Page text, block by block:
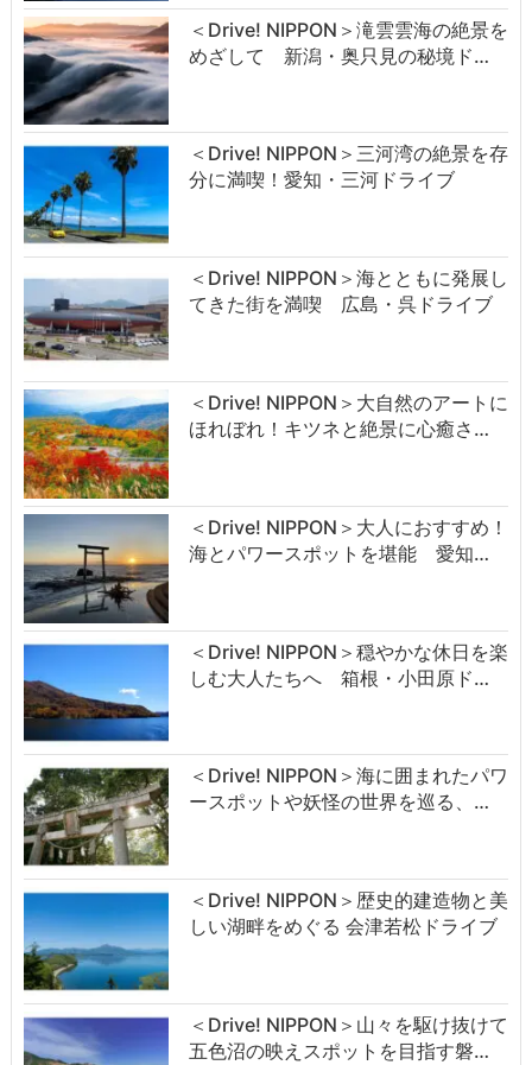
＜Drive! NIPPON＞滝雲雲海の絶景を
めざして 新潟・奥只見の秘境ド…
＜Drive! NIPPON＞三河湾の絶景を存
分に満喫！愛知・三河ドライブ
＜Drive! NIPPON＞海とともに発展し
てきた街を満喫 広島・呉ドライブ
＜Drive! NIPPON＞大自然のアートに
ほれぼれ！キツネと絶景に心癒さ…
＜Drive! NIPPON＞大人におすすめ！
海とパワースポットを堪能 愛知…
＜Drive! NIPPON＞穏やかな休日を楽
しむ大人たちへ 箱根・小田原ド…
＜Drive! NIPPON＞海に囲まれたパワ
ースポットや妖怪の世界を巡る、…
＜Drive! NIPPON＞歴史的建造物と美
しい湖畔をめぐる 会津若松ドライブ
＜Drive! NIPPON＞山々を駆け抜けて
五色沼の映えスポットを目指す磐…